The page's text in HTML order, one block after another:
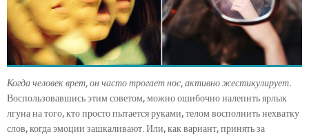
Когда человек врет, он часто трогает нос, активно жестикулирует.
Воспользовавшись этим советом, можно ошибочно налепить ярлык
лгуна на того, кто просто пытается руками, телом восполнить нехватку
слов, когда эмоции зашкаливают. Или, как вариант, принять за